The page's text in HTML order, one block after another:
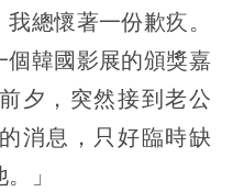
總懷著一份歉疚。
韓國影展的頒獎嘉
夕，突然接到老公
消息，只好臨時缺
」